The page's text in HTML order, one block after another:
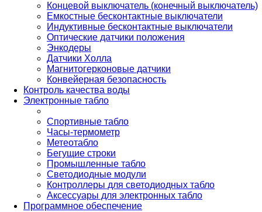
Концевой выключатель (конечный выключатель)
Емкостные бесконтактные выключатели
Индуктивные бесконтактные выключатели
Оптические датчики положения
Энкодеры
Датчики Холла
Магнитогерконовые датчики
Конвейерная безопасность
Контроль качества воды
Электронные табло
Спортивные табло
Часы-термометр
Метеотабло
Бегущие строки
Промышленные табло
Светодиодные модули
Контроллеры для светодиодных табло
Аксессуары для электронных табло
Программное обеспечение